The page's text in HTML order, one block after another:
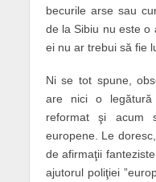
becurile arse sau
de la Sibiu nu este o
ei nu ar trebui să fie
Ni se tot spune,
are nici o
reformat şi acum
europene. Le
de afirmaţii
ajutorul poliţiei